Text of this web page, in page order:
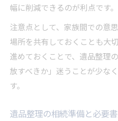
幅に削減できるのが利点です。
注意点として、家族間での意
場所を共有しておくことも大
進めておくことで、遺品整理
放すべきか」迷うことが少な
す。
遺品整理の相続準備と必要